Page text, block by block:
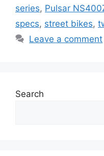
series, Pulsar
specs, street bikes,
Leave a comment
Search